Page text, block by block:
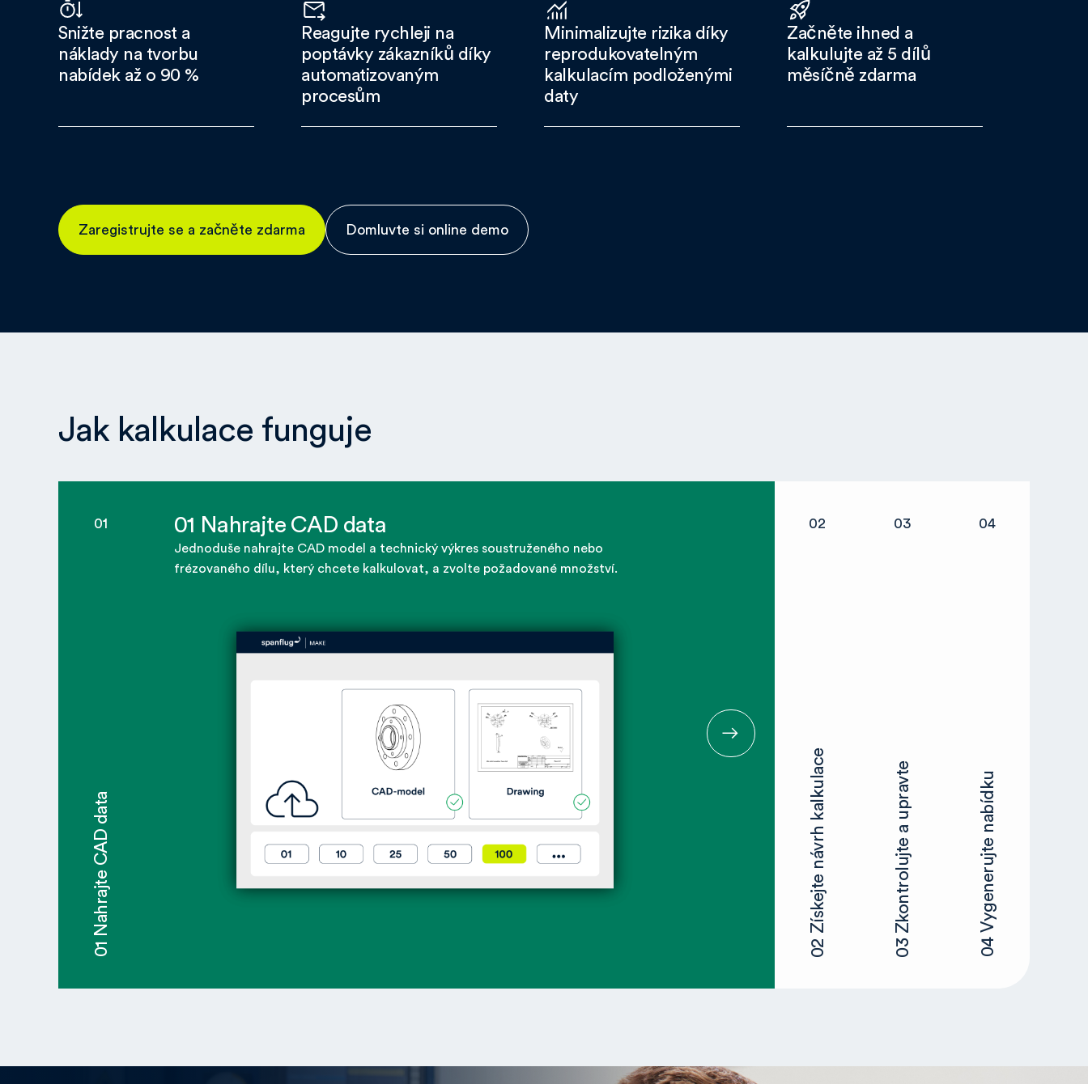
Snižte pracnost a
náklady na tvorbu
nabídek až o 90 %
Reagujte rychleji na
poptávky zákazníků díky
automatizovaným
procesům
Minimalizujte rizika díky
reprodukovatelným
kalkulacím podloženými
daty
Začněte ihned a
kalkulujte až 5 dílů
měsíčně zdarma
Zaregistrujte se a začněte zdarma Domluvte si online demo
Jak kalkulace funguje
01
01 Nahrajte CAD data
01 Nahrajte CAD data
Jednoduše nahrajte CAD model a technický výkres soustruženého nebo
frézovaného dílu, který chcete kalkulovat, a zvolte požadované množství.
02
02 Získejte návrh kalkulace
03
03 Zkontrolujte a upravte
04
04 Vygenerujte nabídku